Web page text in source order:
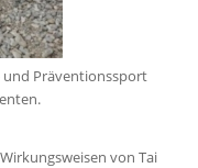
und Präventionssport
von Tai